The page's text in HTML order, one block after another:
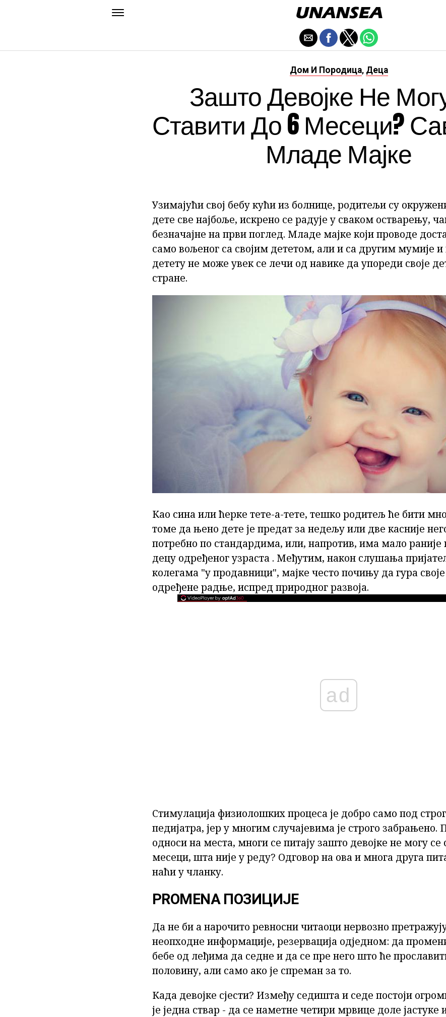
Дом И Породица, Деца
Зашто Девојке Не
Ставити До 6 Месеци?
Младе Мајке
Узимајући свој бебу кући из болнице, родитељи су
дете све најбоље, искрено се радује у сваком остварењу,
безначајне на први поглед. Младе мајке који проводе
само вољеног са својим дететом, али и са другим мумије
детету не може увек се лечи од навике да упореди своје
стране.
Као сина или ћерке тете-а-тете, тешко родитељ ће бити
томе да њено дете је предат за недељу или две касније
потребно по стандардима, или, напротив, има мало раније
децу одређеног узраста . Међутим, након слушања
колегама "у продавници", мајке често почињу да гура
одређене радње, испред природног развоја.
ad
Стимулација физиолошких процеса је добро само под
педијатра, јер у многим случајевима је строго забрањено.
односи на места, многи се питају зашто девојке не могу се
месеци, шта није у реду? Одговор на ова и многа друга
наћи у чланку.
PROMENA ПОЗИЦИЈЕ
Да не би а нарочито ревносни читаоци нервозно
неопходне информације, резервација одједном: да
бебе од леђима да седне и да се пре него што ће
половину, али само ако је спреман за то.
Када девојке сјести? Између седишта и седе постоји
је једна ствар - да се наметне четири мрвице доле јастуке